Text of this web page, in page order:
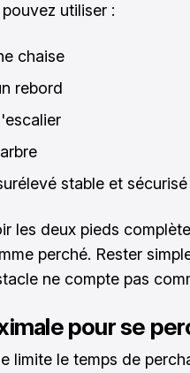
utiliser :
chaise
rebord
stable et sécurisé
les deux pieds
perché. Rester
ne compte pas
pour se
limite le temps de